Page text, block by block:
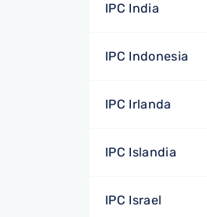
IPC India
IPC Indonesia
IPC Irlanda
IPC Islandia
IPC Israel